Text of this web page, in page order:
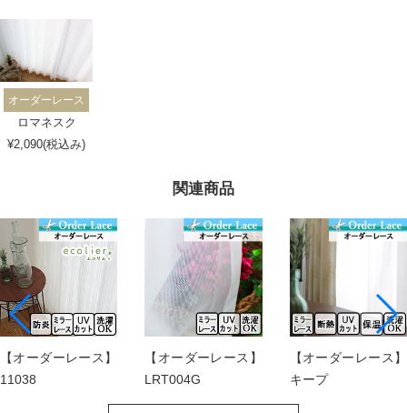
関連商品
【オーダーレース】
11038
【オーダーレース】
LRT004G
【オーダーレース】
キープ
オーダーレース
ロマネスク
¥2,090(税込み)